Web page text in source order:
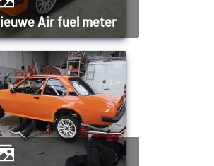
Nieuwe Air fuel meter